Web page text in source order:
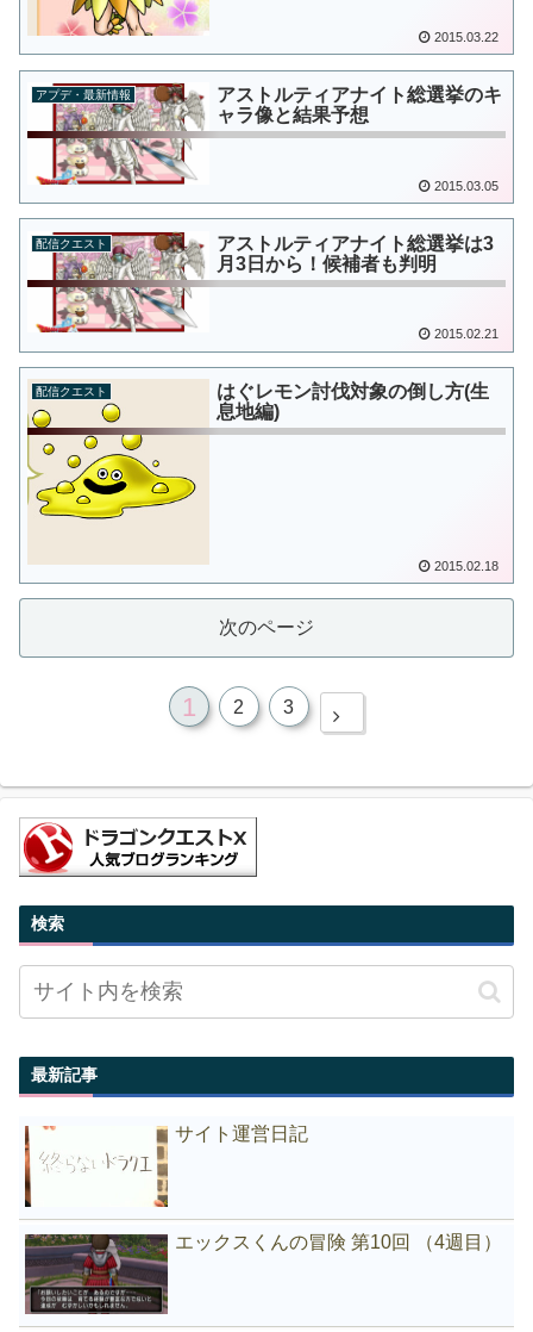
2015.03.22
アプデ・最新情報
アストルティアナイト総選挙のキ
ャラ像と結果予想
2015.03.05
配信クエスト
アストルティアナイト総選挙は3
月3日から！候補者も判明
2015.02.21
配信クエスト
はぐレモン討伐対象の倒し方(生
息地編)
2015.02.18
次のページ
1 2 3
検索
最新記事
サイト運営日記
エックスくんの冒険 第10回 （4週目）